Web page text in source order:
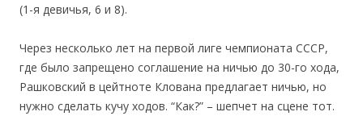
(1-я девичья, 6 и 8).
Через несколько лет на первой лиге чемпионата СССР,
где было запрещено соглашение на ничью до 30-го хода,
Рашковский в цейтноте Клована предлагает ничью, но
нужно сделать кучу ходов. “Как?” – шепчет на сцене тот.